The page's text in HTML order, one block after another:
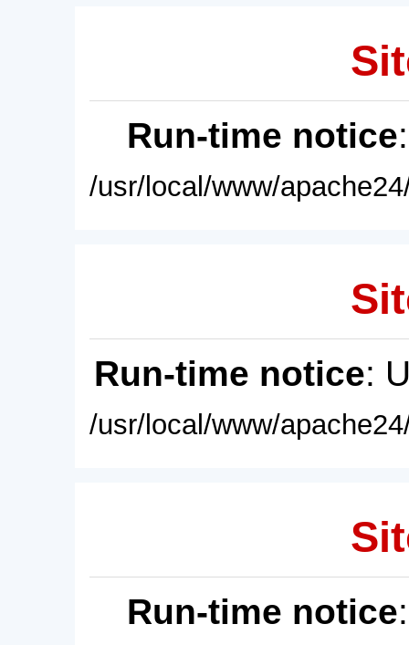
Run-time notice
/usr/local/www/
Run-time notice:
/usr/local/www/
Run-time notice